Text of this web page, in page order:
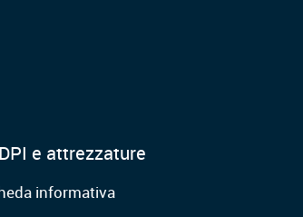
e attrezzature
informativa